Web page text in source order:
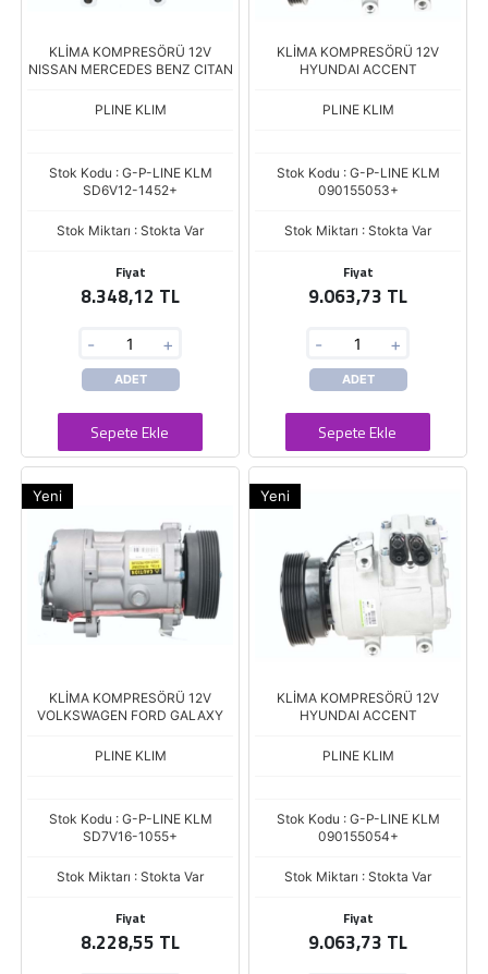
KLİMA KOMPRESÖRÜ 12V
NISSAN MERCEDES BENZ CITAN
PLINE KLIM
Stok Kodu : G-P-LINE KLM
SD6V12-1452+
Stok Miktarı : Stokta Var
Fiyat
8.348,12 TL
- +
ADET
Sepete Ekle
KLİMA KOMPRESÖRÜ 12V
HYUNDAI ACCENT
PLINE KLIM
Stok Kodu : G-P-LINE KLM
090155053+
Stok Miktarı : Stokta Var
Fiyat
9.063,73 TL
- +
ADET
Sepete Ekle
Yeni
KLİMA KOMPRESÖRÜ 12V
VOLKSWAGEN FORD GALAXY
PLINE KLIM
Stok Kodu : G-P-LINE KLM
SD7V16-1055+
Stok Miktarı : Stokta Var
Fiyat
8.228,55 TL
Yeni
KLİMA KOMPRESÖRÜ 12V
HYUNDAI ACCENT
PLINE KLIM
Stok Kodu : G-P-LINE KLM
090155054+
Stok Miktarı : Stokta Var
Fiyat
9.063,73 TL